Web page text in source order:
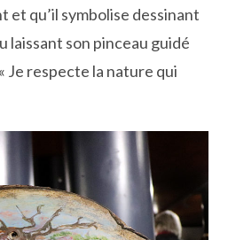
et qu’il symbolise dessinant
laissant son pinceau guidé
Je respecte la nature qui